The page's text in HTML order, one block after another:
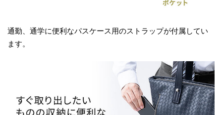
通勤、通学に便利なパスケース用のストラップが付属してい
ます。